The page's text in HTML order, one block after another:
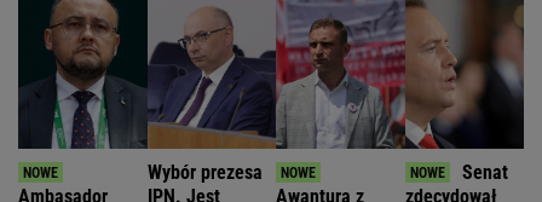
Ambasador
Wybór prezesa
IPN. Jest
Awantura z
Senat
zdecydował